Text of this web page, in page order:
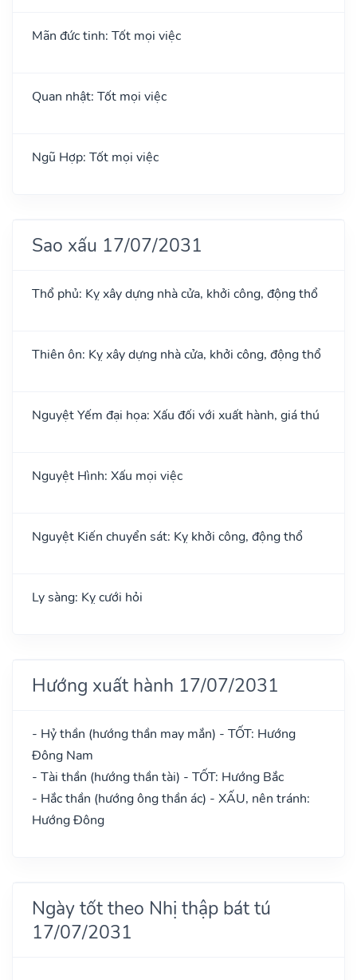
Mãn đức tinh: Tốt mọi việc
Quan nhật: Tốt mọi việc
Ngũ Hợp: Tốt mọi việc
Sao xấu 17/07/2031
Thổ phủ: Kỵ xây dựng nhà cửa, khởi công, động thổ
Thiên ôn: Kỵ xây dựng nhà cửa, khởi công, động thổ
Nguyệt Yếm đại họa: Xấu đối với xuất hành, giá thú
Nguyệt Hình: Xấu mọi việc
Nguyệt Kiến chuyển sát: Kỵ khởi công, động thổ
Ly sàng: Kỵ cưới hỏi
Hướng xuất hành 17/07/2031
- Hỷ thần (hướng thần may mắn) - TỐT: Hướng
Đông Nam
- Tài thần (hướng thần tài) - TỐT: Hướng Bắc
- Hắc thần (hướng ông thần ác) - XẤU, nên tránh:
Hướng Đông
Ngày tốt theo Nhị thập bát tú
17/07/2031